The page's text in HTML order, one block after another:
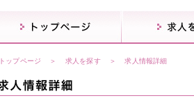
トップページ ＞ 求人を探す ＞ 求人情報詳細